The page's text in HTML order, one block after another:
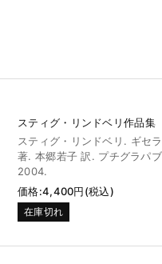
スティグ・リンドベリ作品集
スティグ・リンドベリ. ギセ
著. 本郷若子 訳. プチグラパ
2004.
価格:4,400円(税込)
在庫切れ